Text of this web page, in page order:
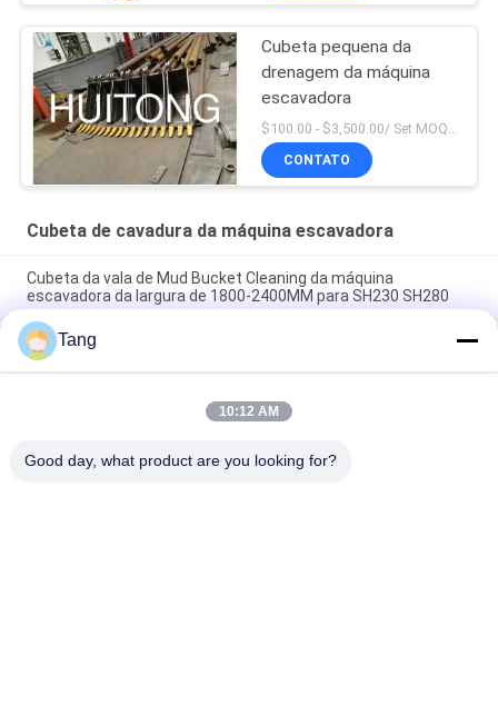
Cubeta pequena da
drenagem da máquina
escavadora
CONTATO
Cubeta de cavadura da máquina escavadora
Cubeta da vala de Mud Bucket Cleaning da máquina
escavadora da largura de 1800-2400MM para SH230 SH280
Cubeta resistente de Ditching Bucket Cleaning da máquina
escavadora da operação flexível por atacado para a máquina
escavadora Parts From China
Cubeta de lama 16t da máquina escavadora 1800mm Digger
Tang
10:12 AM
Good day, what product are you looking for?